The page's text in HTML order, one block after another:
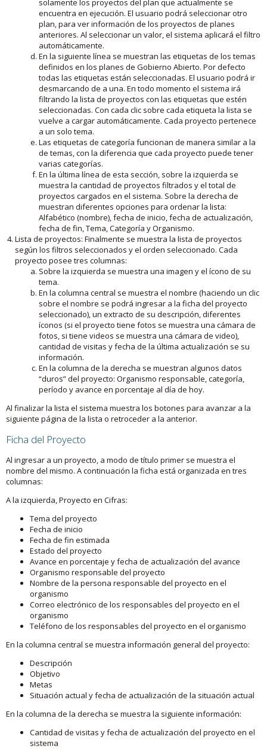
solamente los proyectos del plan que actualmente se
encuentra en ejecución. El usuario podrá seleccionar otro
plan, para ver información de los proyectos de planes
anteriores. Al seleccionar un valor, el sistema aplicará el filtro
automáticamente.
En la siguiente línea se muestran las etiquetas de los temas
definidos en los planes de Gobierno Abierto. Por defecto
todas las etiquetas están seleccionadas. El usuario podrá ir
desmarcando de a una. En todo momento el sistema irá
filtrando la lista de proyectos con las etiquetas que estén
seleccionadas. Con cada clic sobre cada etiqueta la lista se
vuelve a cargar automáticamente. Cada proyecto pertenece
a un solo tema.
Las etiquetas de categoría funcionan de manera similar a la
de temas, con la diferencia que cada proyecto puede tener
varias categorías.
En la última línea de esta sección, sobre la izquierda se
muestra la cantidad de proyectos filtrados y el total de
proyectos cargados en el sistema. Sobre la derecha de
muestran diferentes opciones para ordenar la lista:
Alfabético (nombre), fecha de inicio, fecha de actualización,
fecha de fin, Tema, Categoría y Organismo.
Lista de proyectos: Finalmente se muestra la lista de proyectos
según los filtros seleccionados y el orden seleccionado. Cada
proyecto posee tres columnas:
Sobre la izquierda se muestra una imagen y el ícono de su
tema.
En la columna central se muestra el nombre (haciendo un clic
sobre el nombre se podrá ingresar a la ficha del proyecto
seleccionado), un extracto de su descripción, diferentes
íconos (si el proyecto tiene fotos se muestra una cámara de
fotos, si tiene videos se muestra una cámara de video),
cantidad de visitas y fecha de la última actualización se su
información.
En la columna de la derecha se muestran algunos datos
“duros” del proyecto: Organismo responsable, categoría,
período y avance en porcentaje al día de hoy.
Al finalizar la lista el sistema muestra los botones para avanzar a la
siguiente página de la lista o retroceder a la anterior.
Ficha del Proyecto
Al ingresar a un proyecto, a modo de título primer se muestra el
nombre del mismo. A continuación la ficha está organizada en tres
columnas:
A la izquierda, Proyecto en Cifras:
Tema del proyecto
Fecha de inicio
Fecha de fin estimada
Estado del proyecto
Avance en porcentaje y fecha de actualización del avance
Organismo responsable del proyecto
Nombre de la persona responsable del proyecto en el
organismo
Correo electrónico de los responsables del proyecto en el
organismo
Teléfono de los responsables del proyecto en el organismo
En la columna central se muestra información general del proyecto:
Descripción
Objetivo
Metas
Situación actual y fecha de actualización de la situación actual
En la columna de la derecha se muestra la siguiente información:
Cantidad de visitas y fecha de actualización del proyecto en el
sistema